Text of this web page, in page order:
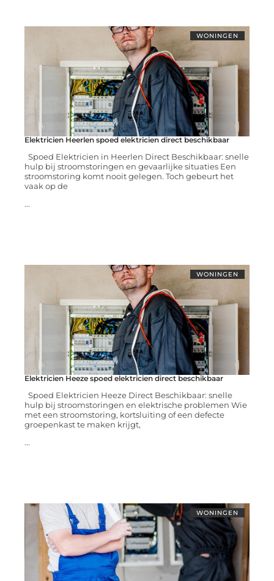
WONINGEN
Elektricien Heerlen spoed elektricien direct beschikbaar
Spoed Elektricien in Heerlen Direct Beschikbaar: snelle
hulp bij stroomstoringen en gevaarlijke situaties Een
stroomstoring komt nooit gelegen. Toch gebeurt het
vaak op de
...
WONINGEN
Elektricien Heeze spoed elektricien direct beschikbaar
Spoed Elektricien Heeze Direct Beschikbaar: snelle
hulp bij stroomstoringen en elektrische problemen Wie
met een stroomstoring, kortsluiting of een defecte
groepenkast te maken krijgt,
...
WONINGEN